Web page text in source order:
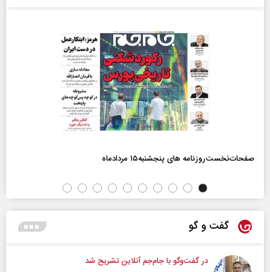
صفحات‌نخست‌روزنامه ها‌ی پنجشنبه‌۱۵ مردادماه
گفت و گو
در گفت‌و‌گو با جام‌جم آنلاین تشریح شد